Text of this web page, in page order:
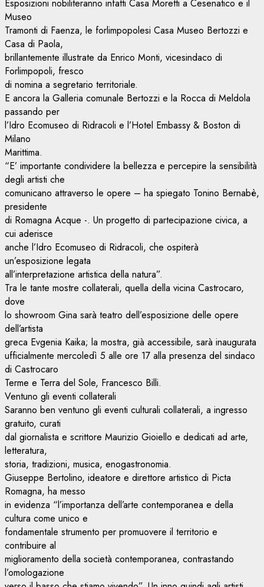
Esposizioni nobiliteranno infatti Casa Moretti a Cesenatico e il
Museo
Tramonti di Faenza, le forlimpopolesi Casa Museo Bertozzi e
Casa di Paola,
brillantemente illustrate da Enrico Monti, vicesindaco di
Forlimpopoli, fresco
di nomina a segretario territoriale.
E ancora la Galleria comunale Bertozzi e la Rocca di Meldola
passando per
l’Idro Ecomuseo di Ridracoli e l’Hotel Embassy & Boston di
Milano
Marittima.
“E’ importante condividere la bellezza e percepire la sensibilità
degli artisti che
comunicano attraverso le opere – ha spiegato Tonino Bernabè,
presidente
di Romagna Acque -. Un progetto di partecipazione civica, a
cui aderisce
anche l’Idro Ecomuseo di Ridracoli, che ospiterà
un’esposizione legata
all’interpretazione artistica della natura”.
Tra le tante mostre collaterali, quella della vicina Castrocaro,
dove
lo showroom Gina sarà teatro dell’esposizione delle opere
dell’artista
greca Evgenia Kaika; la mostra, già accessibile, sarà inaugurata
ufficialmente mercoledì 5 alle ore 17 alla presenza del sindaco
di Castrocaro
Terme e Terra del Sole, Francesco Billi.
Ventuno gli eventi collaterali
Saranno ben ventuno gli eventi culturali collaterali, a ingresso
gratuito, curati
dal giornalista e scrittore Maurizio Gioiello e dedicati ad arte,
letteratura,
storia, tradizioni, musica, enogastronomia.
Giuseppe Bertolino, ideatore e direttore artistico di Picta
Romagna, ha messo
in evidenza “l’importanza dell’arte contemporanea e della
cultura come unico e
fondamentale strumento per promuovere il territorio e
contribuire al
miglioramento della società contemporanea, contrastando
l’omologazione